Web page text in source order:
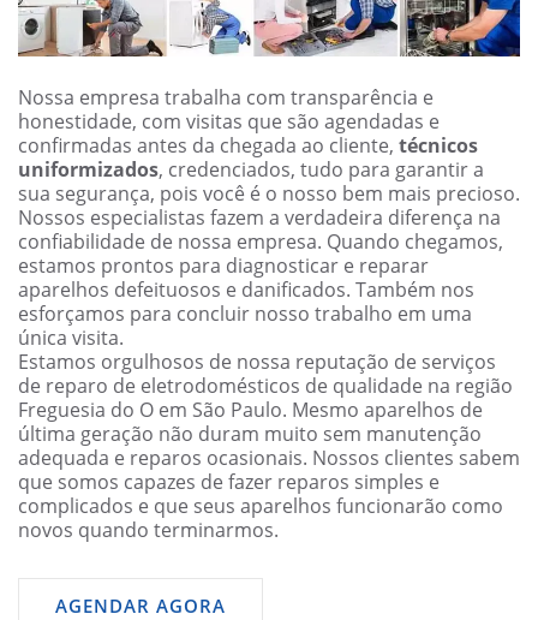
Nossa empresa trabalha com transparência e
honestidade, com visitas que são agendadas e
confirmadas antes da chegada ao cliente, técnicos
uniformizados, credenciados, tudo para garantir a
sua segurança, pois você é o nosso bem mais precioso.
Nossos especialistas fazem a verdadeira diferença na
confiabilidade de nossa empresa. Quando chegamos,
estamos prontos para diagnosticar e reparar
aparelhos defeituosos e danificados. Também nos
esforçamos para concluir nosso trabalho em uma
única visita.
Estamos orgulhosos de nossa reputação de serviços
de reparo de eletrodomésticos de qualidade na região
Freguesia do O em São Paulo. Mesmo aparelhos de
última geração não duram muito sem manutenção
adequada e reparos ocasionais. Nossos clientes sabem
que somos capazes de fazer reparos simples e
complicados e que seus aparelhos funcionarão como
novos quando terminarmos.
AGENDAR AGORA